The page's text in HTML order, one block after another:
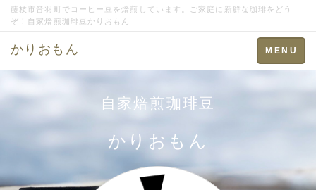
藤枝市音羽町でコーヒー豆を焙煎しています。ご家庭に新鮮な珈琲をどう
ぞ！自家焙煎珈琲豆かりおもん
Toggle
navigation
MENU
かりおもん
自家焙煎珈琲豆
かりおもん